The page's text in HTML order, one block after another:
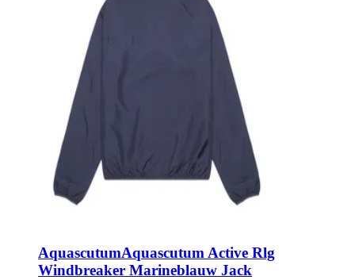
AquascutumAquascutum Active Rlg
Windbreaker Marineblauw Jack